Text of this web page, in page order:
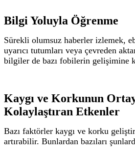
Bilgi Yoluyla Öğrenme
Sürekli olumsuz haberler izlemek,
uyarıcı tutumları veya çevreden
bilgiler de bazı fobilerin gelişimine
Kaygı ve Korkunun
Kolaylaştıran Etkenler
Bazı faktörler kaygı ve korku
artırabilir. Bunlardan bazıları